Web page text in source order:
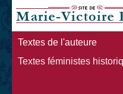
Textes de l'auteure
Textes féministes